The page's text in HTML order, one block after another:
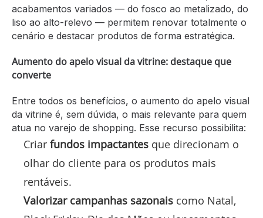
acabamentos variados — do fosco ao metalizado, do
liso ao alto-relevo — permitem renovar totalmente o
cenário e destacar produtos de forma estratégica.
Aumento do apelo visual da vitrine: destaque que
converte
Entre todos os benefícios, o aumento do apelo visual
da vitrine é, sem dúvida, o mais relevante para quem
atua no varejo de shopping. Esse recurso possibilita:
Criar fundos impactantes que direcionam o
olhar do cliente para os produtos mais
rentáveis.
Valorizar campanhas sazonais como Natal,